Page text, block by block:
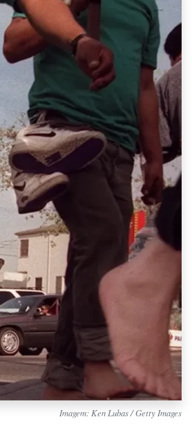
Imagem: Ken Lubas / Getty Images